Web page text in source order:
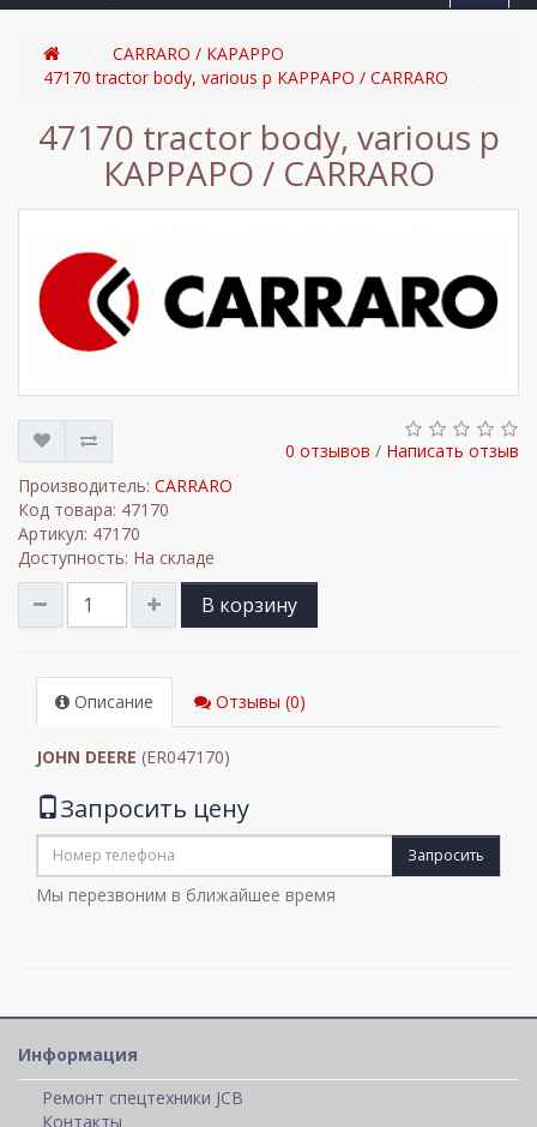
CARRARO / КАРАРРО
47170 tractor body, various p КАРРАРО / CARRARO
47170 tractor body, various p
КАРРАРО / CARRARO
0 отзывов / Написать отзыв
Производитель: CARRARO
Код товара: 47170
Артикул: 47170
Доступность: На складе
В корзину
Описание Отзывы (0)
JOHN DEERE (ER047170)
Запросить цену
Запросить
Мы перезвоним в ближайшее время
Информация
Ремонт спецтехники JCB
Контакты